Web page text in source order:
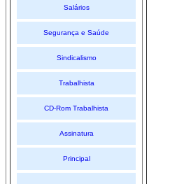
Salários
Segurança e Saúde
Sindicalismo
Trabalhista
CD-Rom Trabalhista
Assinatura
Principal